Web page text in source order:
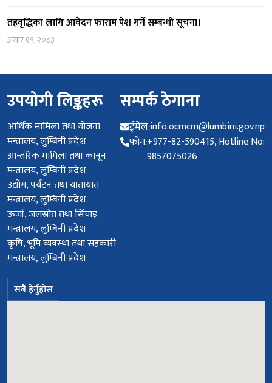
तहवृद्धिका लागि आवेदन फाराम पेश गर्ने सम्बन्धी सूचना।
उपयोगी लिङ्कहरू
आर्थिक मामिला तथा योजना
मन्त्रालय, लुम्बिनी प्रदेश
आन्तरिक मामिला तथा कानून
मन्त्रालय, लुम्बिनी प्रदेश
उद्योग, पर्यटन तथा यातायात
मन्त्रालय, लुम्बिनी प्रदेश
ऊर्जा, जलस्रोत तथा सिंचाइ
मन्त्रालय, लुम्बिनी प्रदेश
कृषि, भूमि व्यवस्था तथा सहकारी
सबै हेर्नुहोस
सम्पर्क ठेगाना
ईमेल:info.ocmcm@lumbini.gov.np
+977-82-590415, Hotline No: